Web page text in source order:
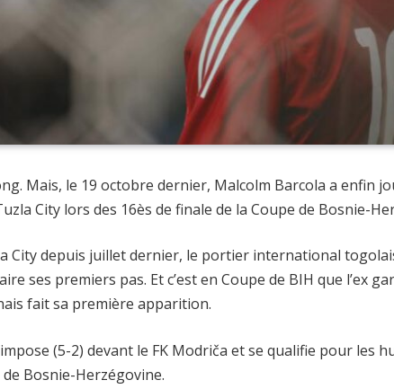
Mais, le 19 octobre dernier, Malcolm Barcola a enfin
City lors des 16ès de finale de la Coupe de Bosnie-
City depuis juillet dernier, le portier international
ses premiers pas. Et c’est en Coupe de BIH que l’ex
fait sa première apparition.
(5-2) devant le FK Modriča et se qualifie pour les
Bosnie-Herzégovine.